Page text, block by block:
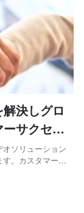
決しグロ
サクセス
ソリューション
。カスタマーサ
今回は、ビデオ
デオソリュー